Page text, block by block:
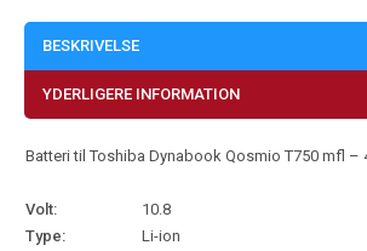
BESKRIVELSE
YDERLIGERE INFORMATION
Batteri til Toshiba Dynabook Qosmio T750 mfl –
Volt:
10.8
Type:
Li-ion